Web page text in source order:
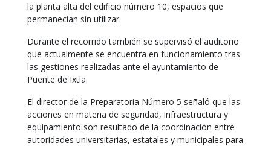
la planta alta del edificio número 10, espacios que
permanecían sin utilizar.
Durante el recorrido también se supervisó el auditorio
que actualmente se encuentra en funcionamiento tras
las gestiones realizadas ante el ayuntamiento de
Puente de Ixtla.
El director de la Preparatoria Número 5 señaló que las
acciones en materia de seguridad, infraestructura y
equipamiento son resultado de la coordinación entre
autoridades universitarias, estatales y municipales para